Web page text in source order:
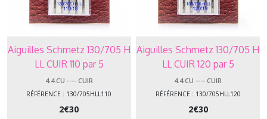
Aiguilles Schmetz 130/705 H
LL CUIR 110 par 5
4.4.CU ---- CUIR
RÉFÉRENCE : 130/705HLL110
2€30
Aiguilles Schmetz 130/705 H
LL CUIR 120 par 5
4.4.CU ---- CUIR
RÉFÉRENCE : 130/705HLL120
2€30